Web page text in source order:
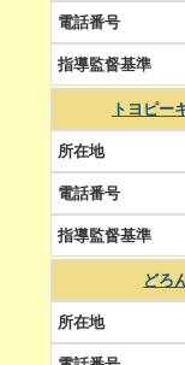
トヨピー
どろ